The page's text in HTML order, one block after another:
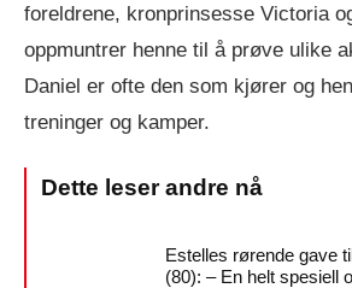
foreldrene, kronprinsesse Victoria
oppmuntrer henne til å prøve ulike
Daniel er ofte den som kjører og
treninger og kamper.
Estelles rørende gave
(80): – En helt spesiell